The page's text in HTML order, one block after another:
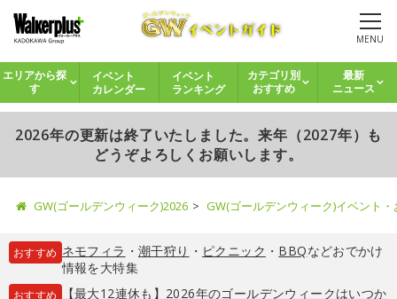
MENU
エリアから探
す
イベント
カレンダー
イベント
ランキング
カテゴリ別
おすすめ
最新
ニュース
2026年の更新は終了いたしました。来年（2027年）も
どうぞよろしくお願いします。
GW(ゴールデンウィーク)2026 GW(ゴールデンウィーク)イベント
おすすめ ネモフィラ ・ 潮干狩り ・ ピクニック ・ BBQなどおでかけ
情報を大特集
おすすめ
【最大12連休も】2026年のゴールデンウィークはいつか